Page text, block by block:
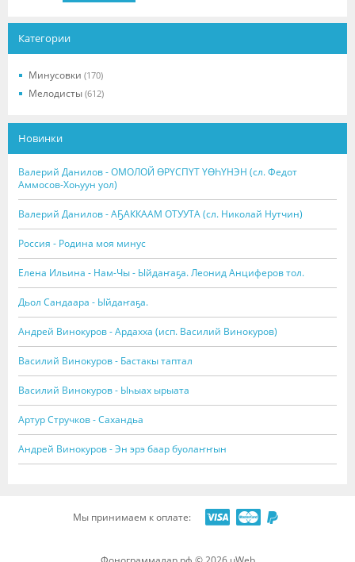
Категории
Минусовки (170)
Мелодисты (612)
Новинки
Валерий Данилов - ОМОЛОЙ ӨРҮСПҮТ ҮӨҺҮНЭН (сл. Федот
Аммосов-Хоһуун уол)
Валерий Данилов - АҔАККААМ ОТУУТА (сл. Николай Нутчин)
Россия - Родина моя минус
Елена Ильина - Нам-Чы - Ыйдаҥаҕа. Леонид Анциферов тол.
Дьол Сандаара - Ыйдаҥаҕа.
Андрей Винокуров - Ардахха (исп. Василий Винокуров)
Василий Винокуров - Бастакы таптал
Василий Винокуров - Ыһыах ырыата
Артур Стручков - Сахандьа
Андрей Винокуров - Эн эрэ баар буолаҥҥын
Мы принимаем к оплате: